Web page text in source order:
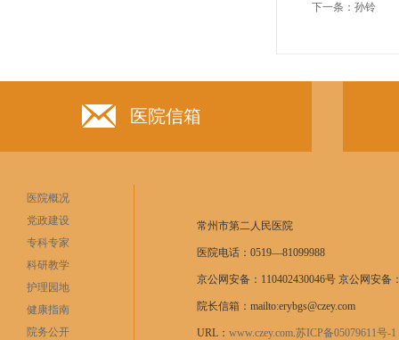
下一条： 孙铃
医院信箱
医院概况
党政建设
专科专家
科研教学
护理园地
健康指南
院务公开
常州市第二人民医院
医院电话：0519—81099988
京公网安备：110402430046号 京公网安备
院长信箱：mailto:erybgs@czey.com
URL： www.czey.com.苏ICP备05079611号-